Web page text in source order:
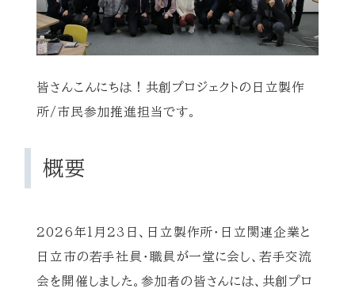
皆さんこんにちは！共創プロジェクトの日立製作
所/市民参加推進担当です。
概要
2026年1月23日、日立製作所・日立関連企業と
日立市の若手社員・職員が一堂に会し、若手交流
会を開催しました。参加者の皆さんには、共創プロ